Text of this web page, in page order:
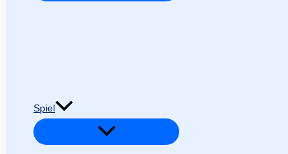
Spiel